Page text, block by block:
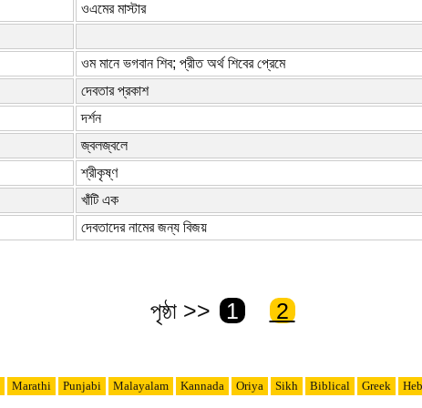
ওএমের মাস্টার
ওম মানে ভগবান শিব; প্রীত অর্থ শিবের প্রেমে
দেবতার প্রকাশ
দর্শন
জ্বলজ্বলে
শ্রীকৃষ্ণ
খাঁটি এক
দেবতাদের নামের জন্য বিজয়
পৃষ্ঠা >> 1 2
Marathi Punjabi Malayalam Kannada Oriya Sikh Biblical Greek